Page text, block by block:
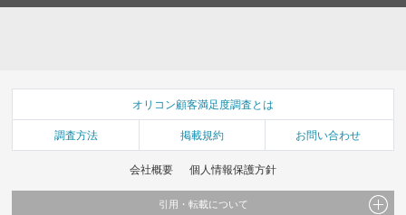
オリコン顧客満足度調査とは
調査方法 掲載規約 お問い合わせ
会社概要 個人情報保護方針
引用・転載について